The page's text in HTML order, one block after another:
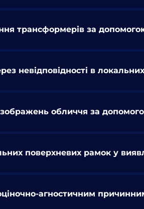
трансформерів за
невідповідності в
обличчя за
поверхневих рамок у
агностичним